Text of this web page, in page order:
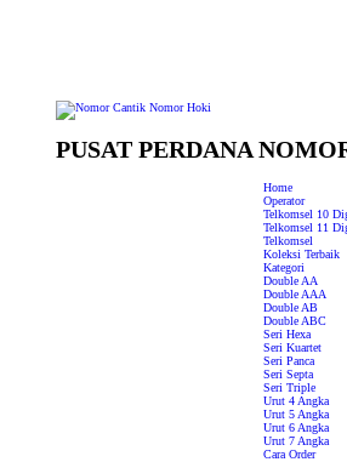
PUSAT PERDANA
Home
Operator
Telkomsel 10
Telkomsel 11
Telkomsel
Koleksi Terbaik
Kategori
Double AA
Double AAA
Double AB
Double ABC
Seri Hexa
Seri Kuartet
Seri Panca
Seri Septa
Seri Triple
Urut 4 Angka
Urut 5 Angka
Urut 6 Angka
Urut 7 Angka
Cara Order